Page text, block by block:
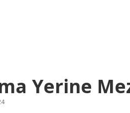
Yerine